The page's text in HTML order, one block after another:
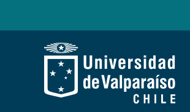
Skip to main content